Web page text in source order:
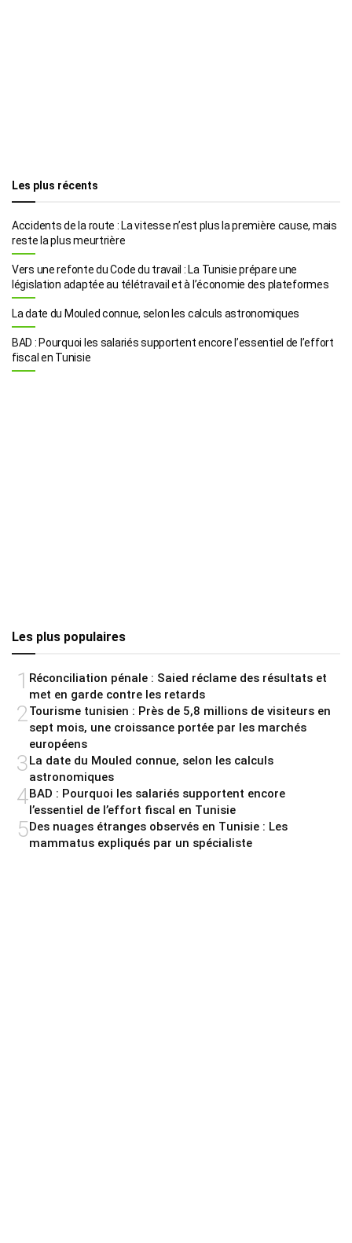
Les plus récents
Accidents de la route : La vitesse n’est plus la première cause, mais
reste la plus meurtrière
Vers une refonte du Code du travail : La Tunisie prépare une
législation adaptée au télétravail et à l’économie des plateformes
La date du Mouled connue, selon les calculs astronomiques
BAD : Pourquoi les salariés supportent encore l’essentiel de l’effort
fiscal en Tunisie
Les plus populaires
1 Réconciliation pénale : Saied réclame des résultats et
met en garde contre les retards
2 Tourisme tunisien : Près de 5,8 millions de visiteurs en
sept mois, une croissance portée par les marchés
européens
3La date du Mouled connue, selon les calculs
astronomiques
4BAD : Pourquoi les salariés supportent encore
l’essentiel de l’effort fiscal en Tunisie
5Des nuages étranges observés en Tunisie : Les
mammatus expliqués par un spécialiste